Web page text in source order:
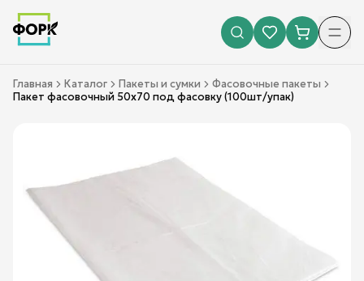
Главная Каталог Пакеты и сумки
Фасовочные пакеты
Пакет фасовочный 50х70 под фасовку (100шт/упак)